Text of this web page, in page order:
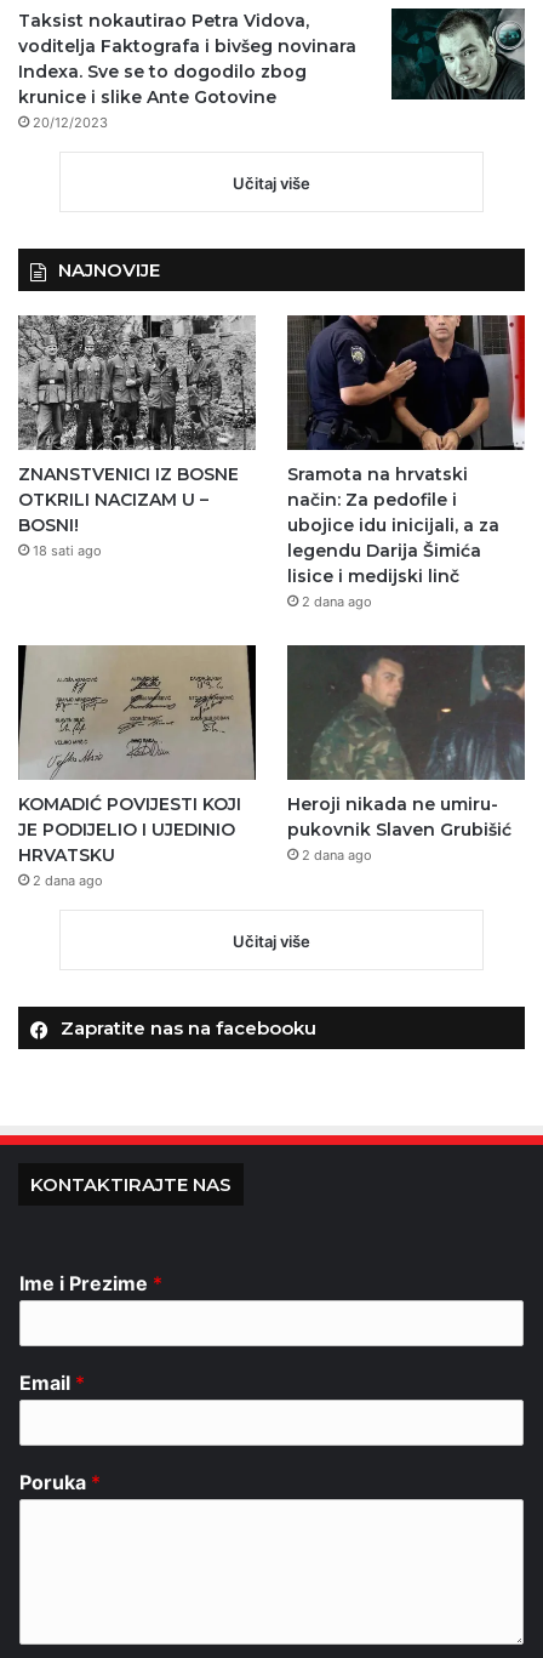
Taksist nokautirao Petra Vidova,
voditelja Faktografa i bivšeg novinara
Indexa. Sve se to dogodilo zbog
krunice i slike Ante Gotovine
20/12/2023
Učitaj više
NAJNOVIJE
ZNANSTVENICI IZ BOSNE
OTKRILI NACIZAM U –
BOSNI!
18 sati ago
Sramota na hrvatski
način: Za pedofile i
ubojice idu inicijali, a za
legendu Darija Šimića
lisice i medijski linč
2 dana ago
KOMADIĆ POVIJESTI KOJI
JE PODIJELIO I UJEDINIO
HRVATSKU
2 dana ago
Heroji nikada ne umiru-
pukovnik Slaven Grubišić
2 dana ago
Učitaj više
Zapratite nas na facebooku
KONTAKTIRAJTE NAS
Ime i Prezime *
Email *
Poruka *